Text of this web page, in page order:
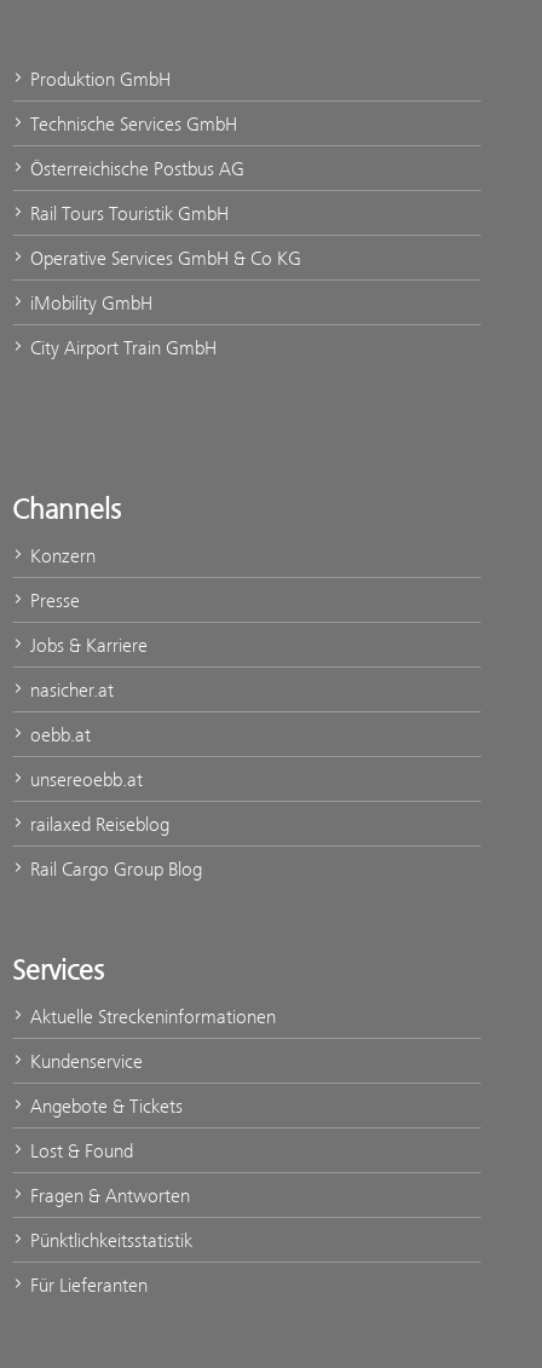
Produktion GmbH
Technische Services GmbH
Österreichische Postbus AG
Rail Tours Touristik GmbH
Operative Services GmbH & Co KG
iMobility GmbH
City Airport Train GmbH
Channels
Konzern
Presse
Jobs & Karriere
nasicher.at
oebb.at
unsereoebb.at
railaxed Reiseblog
Rail Cargo Group Blog
Services
Aktuelle Streckeninformationen
Kundenservice
Angebote & Tickets
Lost & Found
Fragen & Antworten
Pünktlichkeitsstatistik
Für Lieferanten